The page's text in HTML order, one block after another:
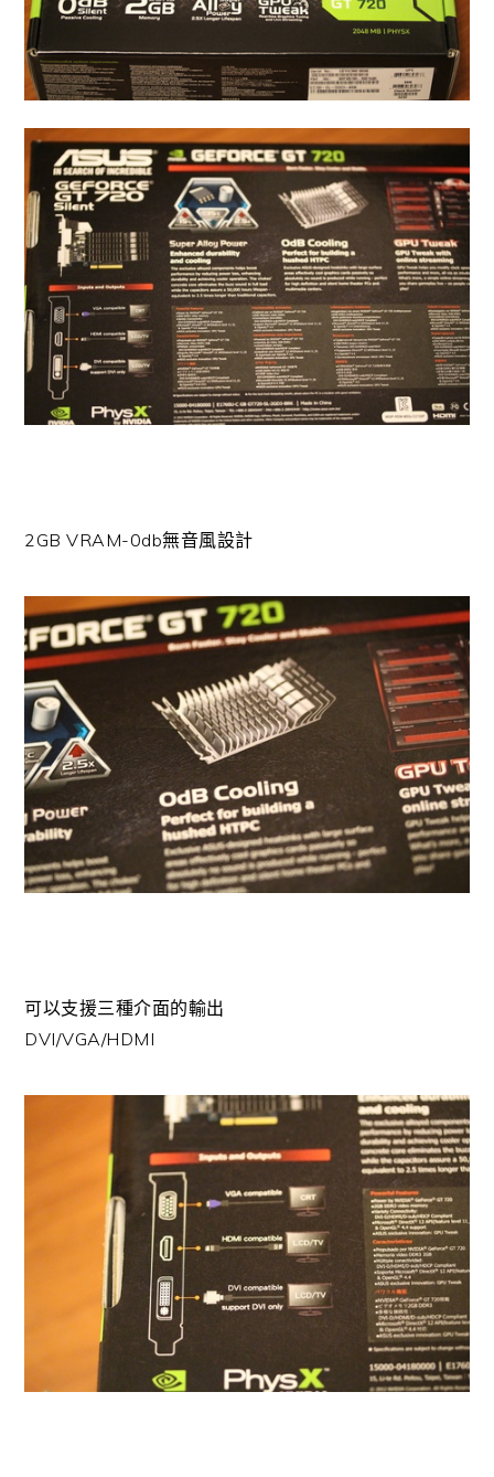
2GB VRAM-0db無音風設計
可以支援三種介面的輸出
DVI/VGA/HDMI